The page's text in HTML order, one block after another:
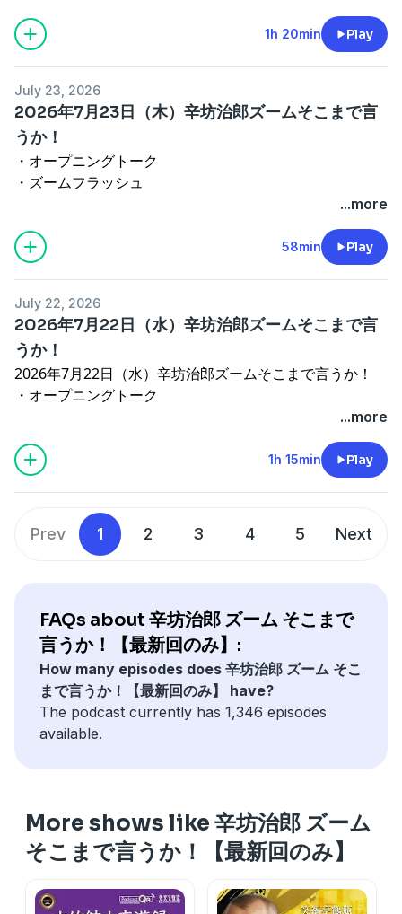
ズームＯＮ①『特別国会、全ての政府法案を成立させ
て閉幕』
（ゲスト：国民民主党の玉木雄一郎代表）
・ズームＯＮ②『福岡県議会の金銭授受疑惑、渦中の副
議長が議員辞職』
・エンディング
出演者：須田慎一郎、増山さやか、玉木雄一郎
Seeomnystudio.com/listener
1h 20min Play
July 23, 2026
2026年7月23日（木）辛坊治郎ズームそこまで言
うか！
・オープニングトーク
・ズームフラッシュ
（ゲスト：日本成長戦略会議のメンバーでクレディ・ア
グリコル証券チーフエコノミストの会田卓司さん）
出演者：飯田浩司、増山さやか、会田卓司
Seeomnystudio.com/listenerfor privacy information.
...more
58min Play
July 22, 2026
2026年7月22日（水）辛坊治郎ズームそこまで言
うか！
2026年7月22日（水）辛坊治郎ズームそこまで言うか！
・オープニングトーク
ズームＯＮ①『今年の夏の旅行事情』
（ゲスト：航空・旅行アナリストの鳥海高太朗さん）
・ズームＯＮ②『延長国会、副首都法案成立の行方
は？』
Seeomnystudio.com/listenerfor privacy information.
...more
1h 15min Play
Prev 1 2 3 4 5 Next
FAQs about 辛坊治郎 ズーム そこまで
言うか！【最新回のみ】:
How many episodes does 辛坊治郎 ズーム そこ
まで言うか！【最新回のみ】 have?
The podcast currently has 1,346 episodes
available.
More shows like 辛坊治郎 ズーム
そこまで言うか！【最新回のみ】